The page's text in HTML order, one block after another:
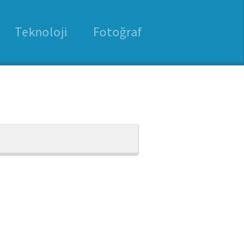
Teknoloji Fotoğraf